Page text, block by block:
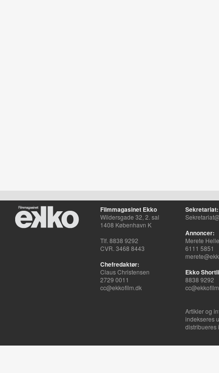
Filmmagasinet Ekko
Wildersgade 32, 2. sal
1408 København K
Tlf. 8838 9292
CVR. 3468 8443
Chefredaktør:
Claus Christensen
2729 0011
cc@ekkofilm.dk
Sekretariat:
Annoncer:
Merete
6111 5851
Ekko
8838 9292
Artikler og
indekseres
distribueres